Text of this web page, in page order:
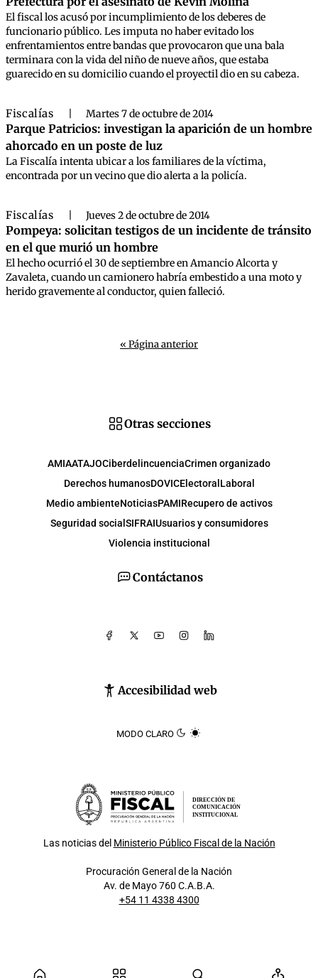
El fiscal los acusó por incumplimiento de los deberes de
funcionario público. Les imputa no haber evitado los
enfrentamientos entre bandas que provocaron que una bala
terminara con la vida del niño de nueve años, que estaba
guarecido en su domicilio cuando el proyectil dio en su cabeza.
Fiscalías Martes 7 de octubre de 2014
Parque Patricios: investigan la aparición de un hombre
ahorcado en un poste de luz
La Fiscalía intenta ubicar a los familiares de la víctima,
encontrada por un vecino que dio alerta a la policía.
Fiscalías Jueves 2 de octubre de 2014
Pompeya: solicitan testigos de un incidente de tránsito
en el que murió un hombre
El hecho ocurrió el 30 de septiembre en Amancio Alcorta y
Zavaleta, cuando un camionero habría embestido a una moto y
herido gravemente al conductor, quien falleció.
« Página anterior
Contáctanos
Accesibilidad web
MODO CLARO
Otras secciones
AMIAATAJOCiberdelincuenciaCrimen organizado
Derechos humanosDOVICElectoral Laboral
Medio ambienteNoticiasPAMIRecupero de activos
Seguridad social SIFRAIUsuarios y consumidores
Violencia institucional
DIRECCIÓN DE
COMUNICACIÓN
INSTITUCIONAL
Las noticias del Ministerio Público Fiscal de la Nación
Procuración General de la Nación
Av. de Mayo 760 C.A.B.A.
+54 11 4338 4300